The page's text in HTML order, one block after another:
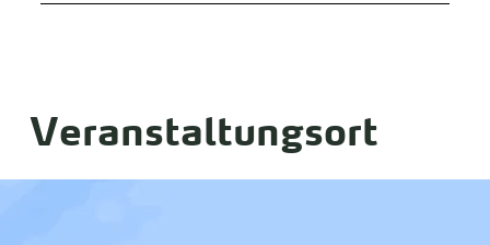
Veranstaltungsort